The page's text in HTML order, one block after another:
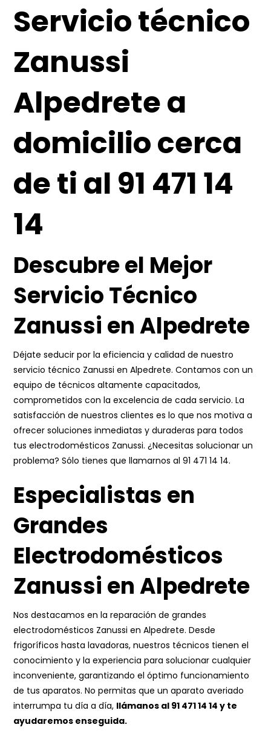
Servicio técnico
Zanussi
Alpedrete a
domicilio cerca
de ti al 91 471 14
14
Descubre el Mejor
Servicio Técnico
Zanussi en Alpedrete
Déjate seducir por la eficiencia y calidad de nuestro
servicio técnico Zanussi en Alpedrete. Contamos con un
equipo de técnicos altamente capacitados,
comprometidos con la excelencia de cada servicio. La
satisfacción de nuestros clientes es lo que nos motiva a
ofrecer soluciones inmediatas y duraderas para todos
tus electrodomésticos Zanussi. ¿Necesitas solucionar un
problema? Sólo tienes que llamarnos al91 471 14 14.
Especialistas en
Grandes
Electrodomésticos
Zanussi en Alpedrete
Nos destacamos en la reparación de grandes
electrodomésticos Zanussi en Alpedrete. Desde
frigoríficos hasta lavadoras, nuestros técnicos tienen el
conocimiento y la experiencia para solucionar cualquier
inconveniente, garantizando el óptimo funcionamiento
de tus aparatos. No permitas que un aparato averiado
interrumpa tu día a día, llámanos al 91 471 14 14 y te
ayudaremos enseguida.